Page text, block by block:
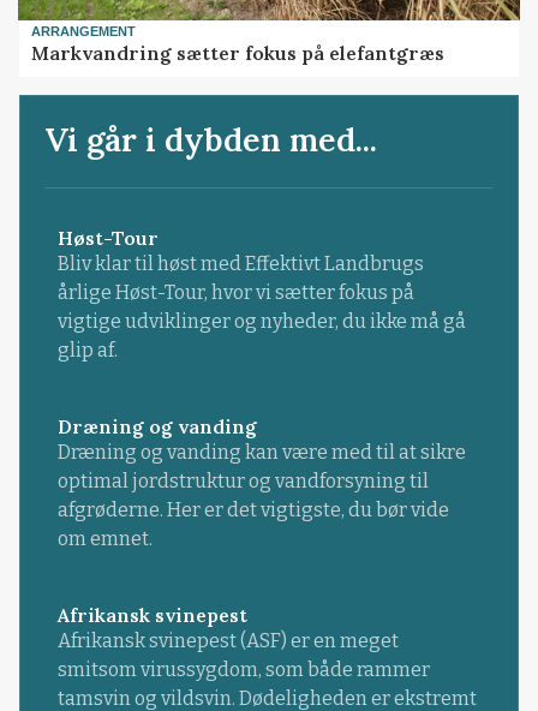
ARRANGEMENT
Markvandring sætter fokus på elefantgræs
Vi går i dybden med...
Høst-Tour
Bliv klar til høst med Effektivt Landbrugs
årlige Høst-Tour, hvor vi sætter fokus på
vigtige udviklinger og nyheder, du ikke må gå
glip af.
Dræning og vanding
Dræning og vanding kan være med til at sikre
optimal jordstruktur og vandforsyning til
afgrøderne. Her er det vigtigste, du bør vide
om emnet.
Afrikansk svinepest
Afrikansk svinepest (ASF) er en meget
smitsom virussygdom, som både rammer
tamsvin og vildsvin. Dødeligheden er ekstremt